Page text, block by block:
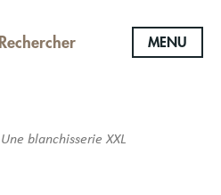
Rechercher MENU
Une blanchisserie XXL